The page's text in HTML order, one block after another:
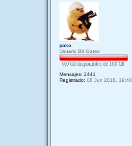
pako
Usuario Bill Gates
Mensajes: 2441
Registrado: 08 Jun 2018, 19:40